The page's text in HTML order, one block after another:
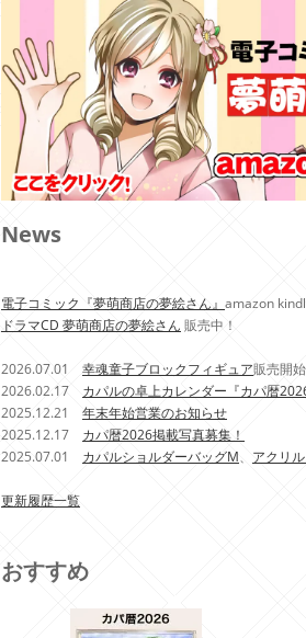
News
電子コミック『夢萌商店の夢絵さん』 amazon
ドラマCD 夢萌商店の夢絵さん 販売中！
2026.07.01 幸魂童子ブロックフィギュア販売開始
2026.02.17 カパルの卓上カレンダー『カパ暦
2025.12.21 年末年始営業のお知らせ
2025.12.17 カパ暦2026掲載写真募集！
2025.07.01 カパルショルダーバッグM、 アクリ
更新履歴一覧
おすすめ